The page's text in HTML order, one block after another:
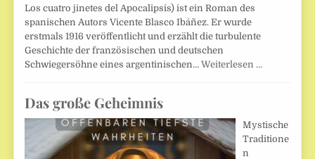
Los cuatro jinetes del Apocalipsis) ist ein Roman des
spanischen Autors Vicente Blasco Ibáñez. Er wurde
erstmals 1916 veröffentlicht und erzählt die turbulente
Geschichte der französischen und deutschen
Schwiegersöhne eines argentinischen…Weiterlesen …
Das große Geheimnis
Mystische
Traditione
n